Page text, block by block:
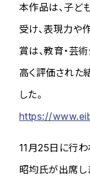
本作品は、子ど
受け、表現力や
賞は、教育・芸
高く評価された
した。
https://
11月25日に行
昭均氏が出席し